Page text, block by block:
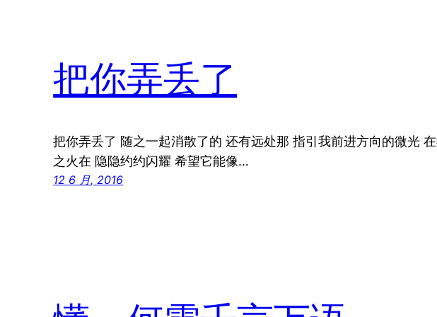
把你弄丢了
把你弄丢了 随之一起消散了的 还有远处那 指引我前进方向的微光
之火在 隐隐约约闪耀 希望它能像…
12 6 月, 2016